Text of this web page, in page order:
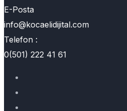
E-Posta
info@kocaelidijital.com
Telefon :
0(501) 222 41 61